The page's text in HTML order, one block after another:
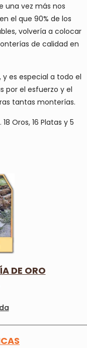
una vez más nos
el que 90% de los
volvería a colocar
de calidad en
es especial a todo el
por el esfuerzo y el
tantas monterías.
18 Oros, 16 Platas y 5
DE ORO